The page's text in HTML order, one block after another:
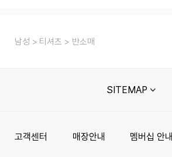
남성 티셔츠 반소매
SITEMAP
고객센터 매장안내 멤버십 안내